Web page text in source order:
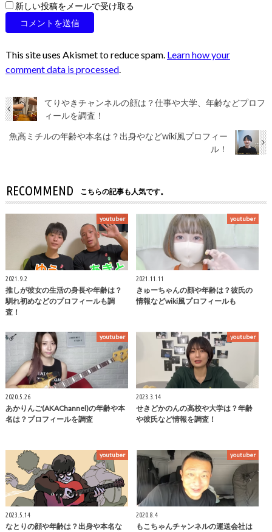
新しい投稿をメールで受け取る
This site uses Akismet to reduce spam. Learn how your
comment data is processed.
てりやきチャンネルの顔は？仕事や大学、年齢などプロフ
ィールを調査！
魚高ミチルの年齢や本名は？出身やなどwiki風プロフィー
ル！
RECOMMEND こちらの記事も人気です。
youtuber
2021.9.2
推しが彼女の生活の身長や年齢は？
馴れ初めなどのプロフィールも調
査！
youtuber
2021.11.11
きゅーちゃんの顔や年齢は？彼氏の
情報などwiki風プロフィールも
youtuber
2020.5.26
あかりんご(AKAChannel)の年齢や本
名は？プロフィールを調査
youtuber
2023.3.14
せきどかのんの高校や大学は？年齢
や彼氏など情報を調査！
youtuber
2023.5.14
なとりの顔や年齢は？出身や本名な
youtuber
2020.8.4
もこちゃんチャンネルの運送会社は